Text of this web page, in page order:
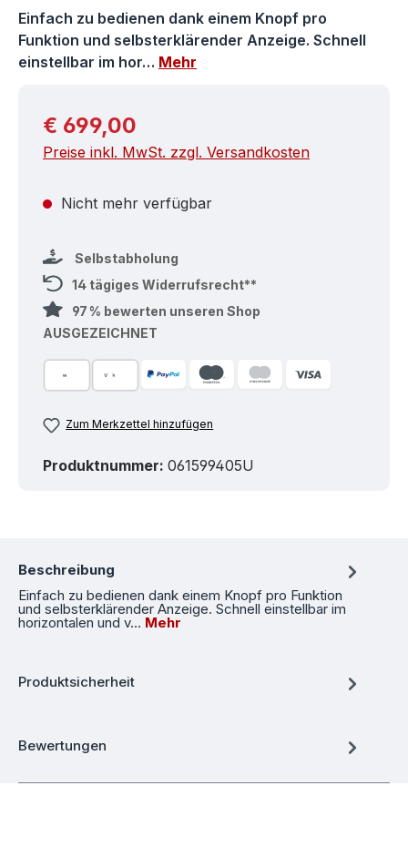
Einfach zu bedienen dank einem Knopf pro
Funktion und selbsterklärender Anzeige. Schnell
einstellbar im hor… Mehr
Regulärer Preis:
€ 699,00
Preise inkl. MwSt. zzgl. Versandkosten
Nicht mehr verfügbar
Selbstabholung
14 tägiges Widerrufsrecht**
97 % bewerten unseren Shop
AUSGEZEICHNET
Zum Merkzettel hinzufügen
Produktnummer: 061599405U
Beschreibung
Einfach zu bedienen dank einem Knopf pro Funktion
und selbsterklärender Anzeige. Schnell einstellbar im
horizontalen und v… Mehr
Produktsicherheit
Bewertungen